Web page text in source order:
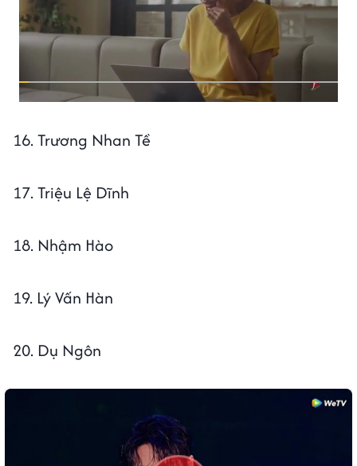
16. Trương Nhan Tề
17. Triệu Lệ Dĩnh
18. Nhậm Hào
19. Lý Vấn Hàn
20. Dụ Ngôn